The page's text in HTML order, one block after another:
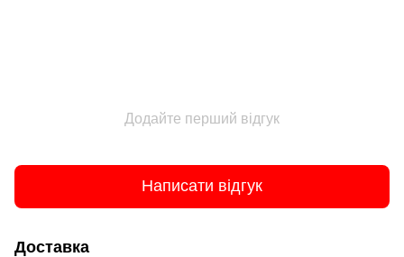
Додайте перший відгук
Написати відгук
Доставка